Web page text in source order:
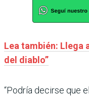
Lea también: Llega
del diablo”
“Podría decirse que